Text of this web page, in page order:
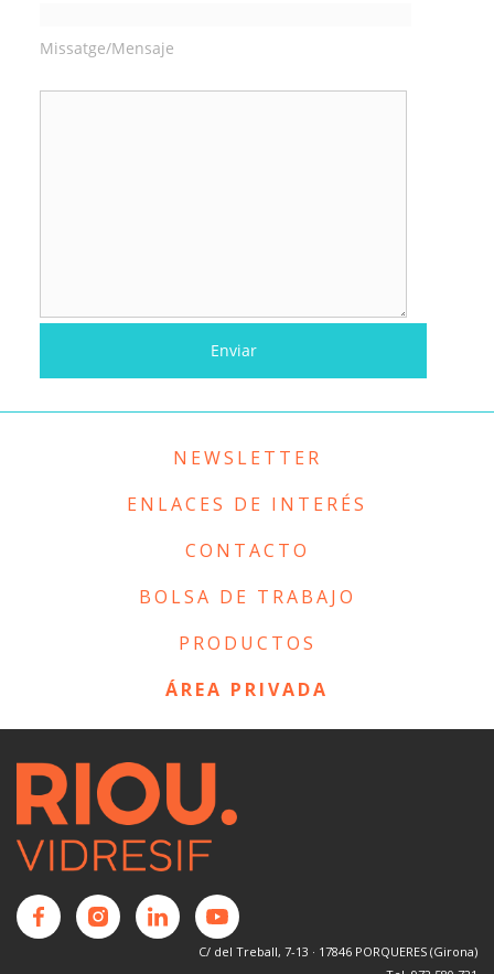
Missatge/Mensaje
NEWSLETTER
ENLACES DE INTERÉS
CONTACTO
BOLSA DE TRABAJO
PRODUCTOS
ÁREA PRIVADA
C/ del Treball, 7-13 · 17846 PORQUERES (Girona)